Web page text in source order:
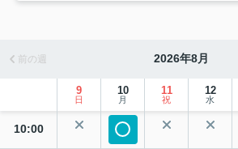
前の週 2026年8月
9
日
10
月
11
祝
12
水
10:00